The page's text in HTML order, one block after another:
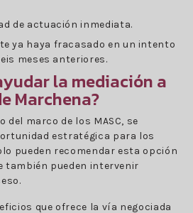
de actuación inmediata.
ya haya fracasado en un intento
meses anteriores.
la mediación a
Marchena?
del marco de los MASC, se
estratégica para los
pueden recomendar esta opción
también pueden intervenir
que ofrece la vía negociada